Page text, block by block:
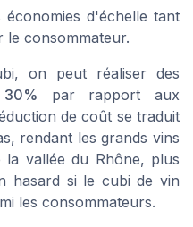
économies d'échelle tant
consommateur.
on peut réaliser des
par rapport aux
de coût se traduit
rendant les grands vins
vallée du Rhône, plus
hasard si le cubi de vin
les consommateurs.